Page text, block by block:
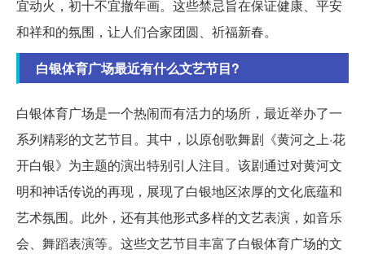
宜动火，初十不宜撤年画。这些禁忌旨在保证健康、平安
和祥和的氛围，让人们合家团圆、祈福新春。
白银体育广场最近有什么文艺节目?
白银体育广场是一个热闹而有活力的场所，最近举办了一
系列精彩的文艺节目。其中，以原创歌舞剧《黄河之上·花
开白银》为主题的演出特别引人注目。该剧通过对黄河文
明和神话传说的再现，展现了白银地区浓厚的文化底蕴和
艺术氛围。此外，还有其他形式多样的文艺表演，如音乐
会、舞蹈表演等。这些文艺节目丰富了白银体育广场的文